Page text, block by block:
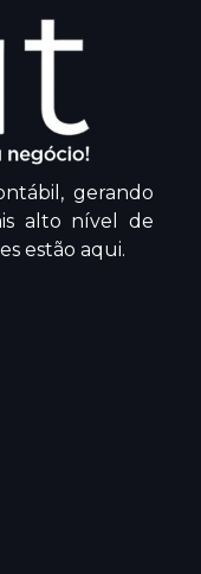
gerando
alto nível de
estão aqui.